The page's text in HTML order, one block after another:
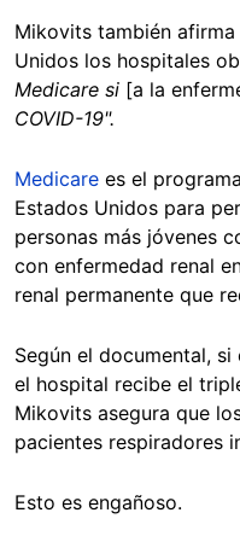
Mikovits también
Unidos los hospitales
Medicare si [a la
COVID-19".
Medicare es el
Estados Unidos para
personas más jóvenes
con enfermedad renal
renal permanente que
Según el documental,
el hospital recibe el
Mikovits asegura que
pacientes respiradores
Esto es engañoso.